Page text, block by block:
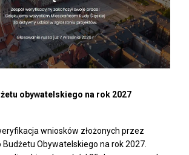
obywatelskiego na rok 2027
wniosków złożonych przez
Obywatelskiego na rok 2027.